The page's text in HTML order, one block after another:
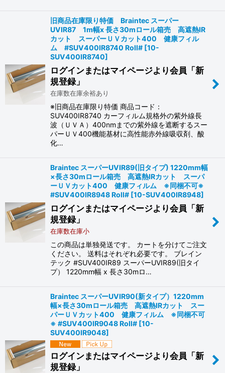
旧商品在庫限り特価 Braintec スーパー
UVIR87 1m幅x 長さ30mロール箱売 高遮熱IR
カット スーパーＵＶカット400 健康フィル
ム #SUV400IR8740 Roll# [10-
SUV400IR8740]
ログインまたはマイページより会員「新
規登録」
在庫数在庫余裕あり
※旧商品在庫限り特価 商品コード：
SUV400IR8740 カーフィルム規格外の紫外線長
波（ＵＶＡ）400nmまでの紫外線を遮断するスー
パーＵＶ400機能基材に高性能赤外線吸収剤、酸
化…
Braintec スーパーUVIR89(旧タイプ) 1220mm幅
×長さ30mロール箱売 高遮熱IRカット スーパ
ーＵＶカット400 健康フィルム ※同梱不可※
#SUV400IR8948 Roll# [10-SUV400IR8948]
ログインまたはマイページより会員「新
規登録」
在庫数在庫小
この商品は単独発送です。 カートを分けてご注文
ください。 送料はそれぞれ必要です。 ブレイン
テック #SUV400IR89 スーパーUVIR89(旧タイ
プ） 1220mm幅 x 長さ30mロ…
Braintec スーパーUVIR90(新タイプ）1220mm
幅×長さ30mロール箱売 高遮熱IRカット スー
パーＵＶカット400 健康フィルム ※同梱不可
※ #SUV400IR9048 Roll# [10-
SUV400IR9048]
ログインまたはマイページより会員「新
規登録」